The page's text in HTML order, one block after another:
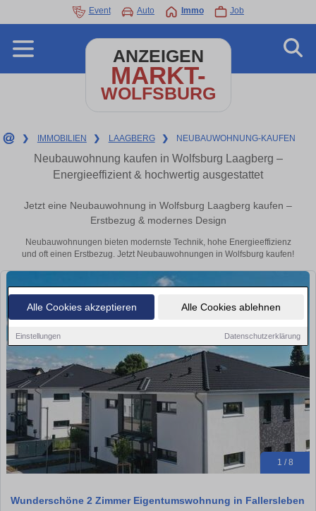
Alle Cookies akzeptieren Alle Cookies ablehnen
Einstellungen Datenschutzerklärung
Event Auto Immo Job
ANZEIGEN
MARKT-
WOLFSBURG
❯ IMMOBILIEN ❯ LAAGBERG ❯ NEUBAUWOHNUNG-KAUFEN
Neubauwohnung kaufen in Wolfsburg Laagberg –
Energieeffizient & hochwertig ausgestattet
Jetzt eine Neubauwohnung in Wolfsburg Laagberg kaufen –
Erstbezug & modernes Design
Neubauwohnungen bieten modernste Technik, hohe Energieeffizienz
und oft einen Erstbezug. Jetzt Neubauwohnungen in Wolfsburg kaufen!
1 / 8
Wunderschöne 2 Zimmer Eigentumswohnung in Fallersleben